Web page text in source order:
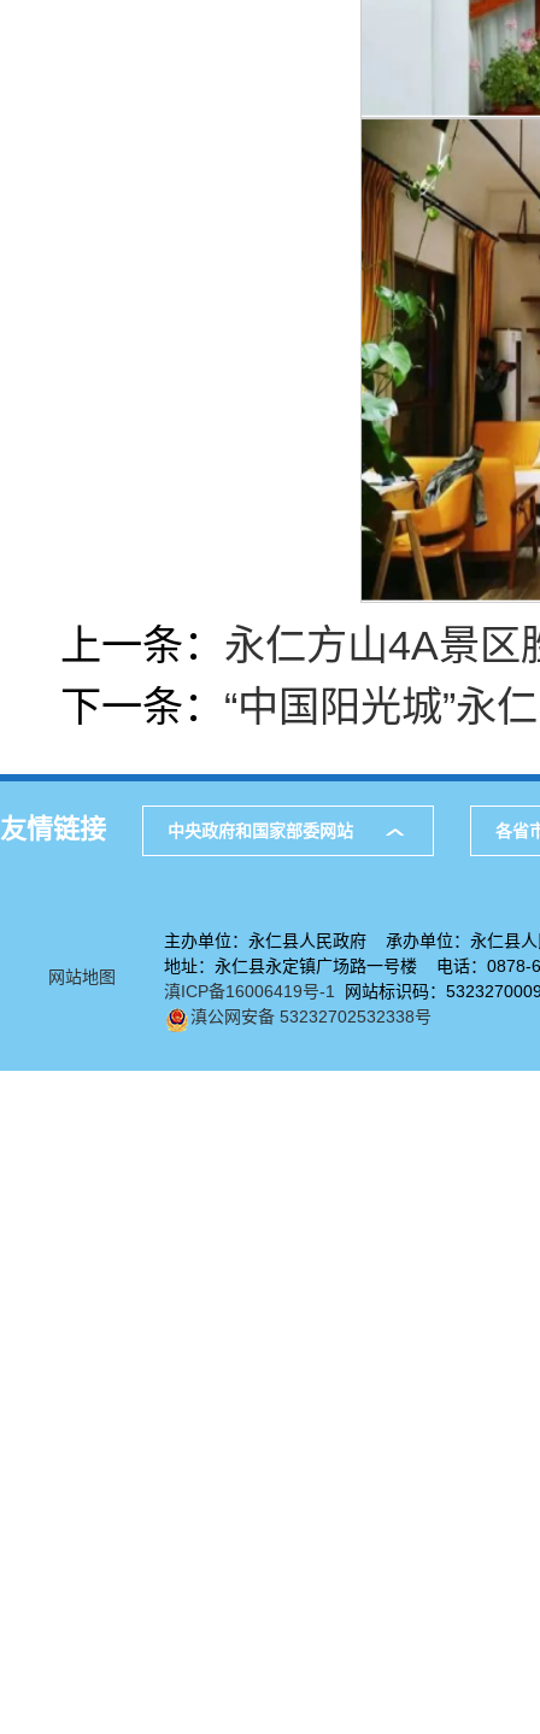
上一条： 永仁方山4A景区
下一条： “中国阳光城”永
友情链接 中央政府和国家部委网站 各省
网站地图
主办单位：永仁县人民政府 承办单位：永仁县人
地址：永仁县永定镇广场路一号楼 电话：0878-
滇ICP备16006419号-1
网站标识码：
滇公网安备 53232702532338号